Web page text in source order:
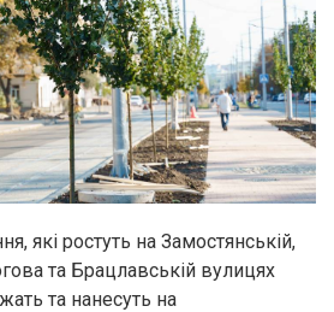
які ростуть на Замостянській,
та Брацлавській вулицях
та нанесуть на